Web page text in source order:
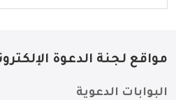
مواقع لجنة الدعوة
البوابات الدعوية